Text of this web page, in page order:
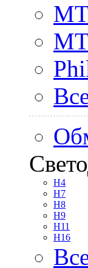
H4
H7
H8
H9
H11
H16